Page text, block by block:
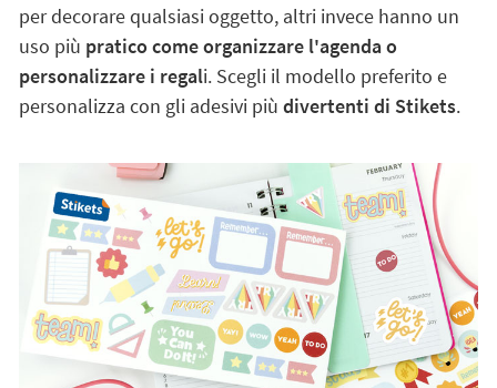
per decorare qualsiasi oggetto, altri invece hanno un
uso più pratico come organizzare l'agenda o
personalizzare i regali. Scegli il modello preferito e
personalizza con gli adesivi più divertenti di Stikets.